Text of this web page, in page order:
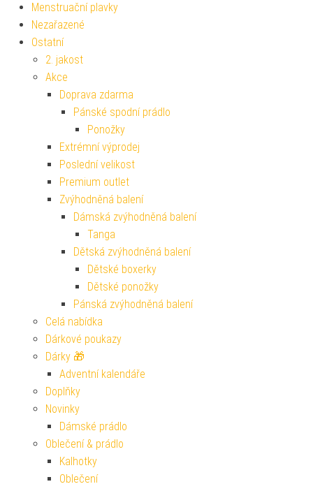
Menstruační plavky
Nezařazené
Ostatní
2. jakost
Akce
Doprava zdarma
Pánské spodní prádlo
Ponožky
Extrémní výprodej
Poslední velikost
Premium outlet
Zvýhodněná balení
Dámská zvýhodněná balení
Tanga
Dětská zvýhodněná balení
Dětské boxerky
Dětské ponožky
Pánská zvýhodněná balení
Celá nabídka
Dárkové poukazy
Dárky 🎁
Adventní kalendáře
Doplňky
Novinky
Dámské prádlo
Oblečení & prádlo
Kalhotky
Oblečení